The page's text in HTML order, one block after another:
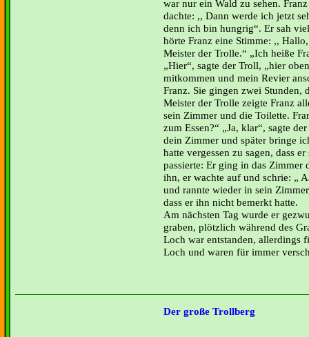
war nur ein Wald zu sehen.
dachte: ,, Dann werde ich jetzt
denn ich bin hungrig“. Er sah
hörte Franz eine Stimme: ,,
Meister der Trolle.“ „Ich heiße
Hier“, sagte der Troll, „hier
mitkommen und mein Revier
Franz. Sie gingen zwei Stunden,
Meister der Trolle zeigte Franz
sein Zimmer und ­die Toilette.
zum Essen?“ „Ja, klar“, sagte
dein Zimmer und später bringe
hatte vergessen zu sagen, dass
passierte: Er ging in das Zimmer
ihn, er wachte auf und schrie: „
und rannte wieder in ­sein
dass er ihn nicht bemerkt hatte.
Am nächsten Tag wurde er
graben, plötzlich während des
Loch war entstanden, allerdings
Loch und waren für immer
Der große Trollberg